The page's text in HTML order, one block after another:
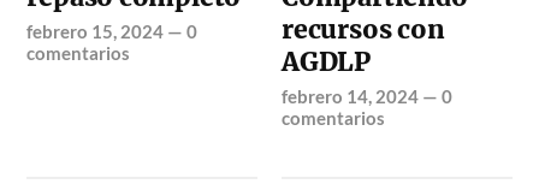
febrero 15, 2024 —0
comentarios
recursos con
AGDLP
febrero 14, 2024 —0
comentarios